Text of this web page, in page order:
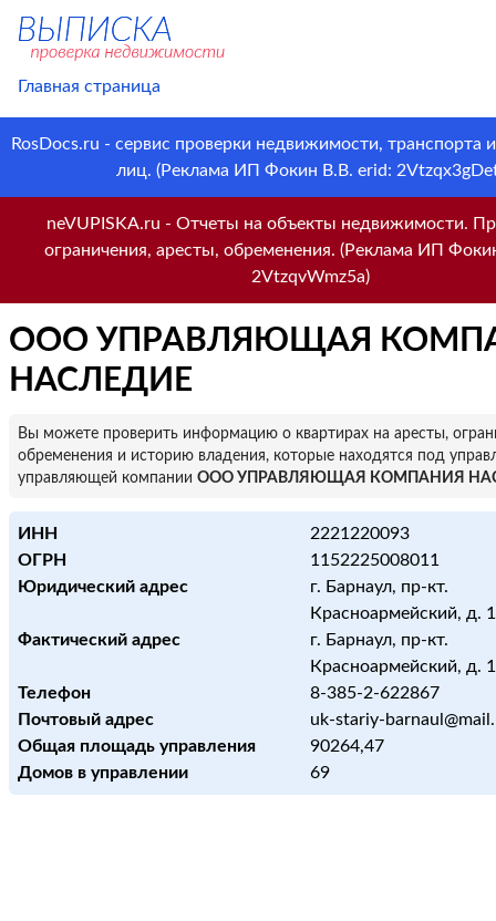
Главная страница
RosDocs.ru - сервис проверки недвижимости, транспорта
лиц. (Реклама ИП Фокин В.В. erid:
neVUPISKA.ru - Отчеты на объекты недвижимости.
ограничения, аресты, обременения. (Реклама ИП
2VtzqvWmz5a)
ООО УПРАВЛЯЮЩАЯ
НАСЛЕДИЕ
Вы можете проверить информацию о квартирах на аресты,
обременения и историю владения, которые находятся под
управляющей компании ООО УПРАВЛЯЮЩАЯ КОМПАНИЯ
ИНН
2221220093
ОГРН
1152225008011
Юридический адрес
г. Барнаул, пр-кт.
Красноармейский, д.
Фактический адрес
г. Барнаул, пр-кт.
Красноармейский, д.
Телефон
8-385-2-622867
Почтовый адрес
uk-stariy-
Общая площадь управления
90264,47
Домов в управлении
69